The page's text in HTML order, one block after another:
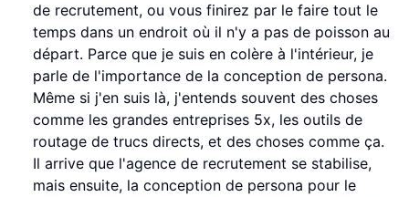
de recrutement, ou vous finirez par le faire tout le
temps dans un endroit où il n'y a pas de poisson au
départ. Parce que je suis en colère à l'intérieur, je
parle de l'importance de la conception de persona.
Même si j'en suis là, j'entends souvent des choses
comme les grandes entreprises 5x, les outils de
routage de trucs directs, et des choses comme ça.
Il arrive que l'agence de recrutement se stabilise,
mais ensuite, la conception de persona pour le